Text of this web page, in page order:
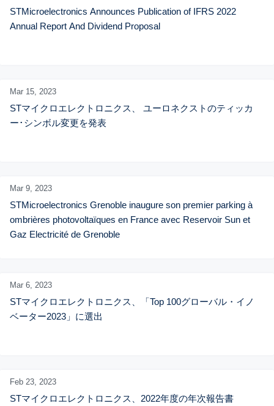
STMicroelectronics Announces Publication of IFRS 2022
Annual Report And Dividend Proposal
Mar 15, 2023
STマイクロエレクトロニクス、 ユーロネクストのティッカ
ー･シンボル変更を発表
Mar 9, 2023
STMicroelectronics Grenoble inaugure son premier parking à
ombrières photovoltaïques en France avec Reservoir Sun et
Gaz Electricité de Grenoble
Mar 6, 2023
STマイクロエレクトロニクス、「Top 100グローバル・イノ
ベーター2023」に選出
Feb 23, 2023
STマイクロエレクトロニクス、2022年度の年次報告書